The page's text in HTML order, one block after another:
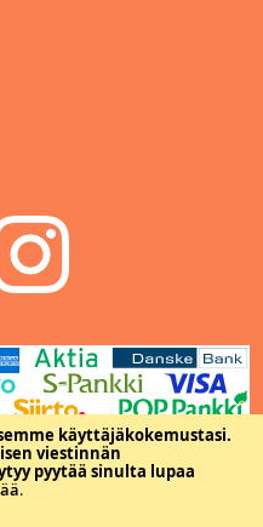
käyttäjäkokemustasi.
viestinnän
pyytää sinulta lupaa
.